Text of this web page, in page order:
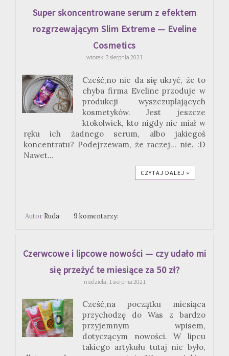
Super skoncentrowane serum z efektem
rozgrzewającym Slim Extreme — Eveline
Cosmetics
wtorek, 3 sierpnia 2021
Cześć,no nie da się ukryć, że to
chyba firma Eveline przoduje w
produkcji wyszczuplających
kosmetyków. Jest jeszcze
ktokolwiek, kto nigdy nie miał w
ręku ich żadnego serum, albo jakiegoś
koncentratu? Podejrzewam, że raczej... nie. :D
Nawet...
CZYTAJ DALEJ »
Autor Ruda 9 komentarzy:
Czerwcowe i lipcowe nowości — czy udało mi
się przeżyć te miesiące za 50 zł?
niedziela, 1 sierpnia 2021
Cześć,na początku miesiąca
przychodzę do Was z bardzo
przyjemnym wpisem,
dotyczącym nowości. W lipcu
takiego artykułu tutaj nie było,